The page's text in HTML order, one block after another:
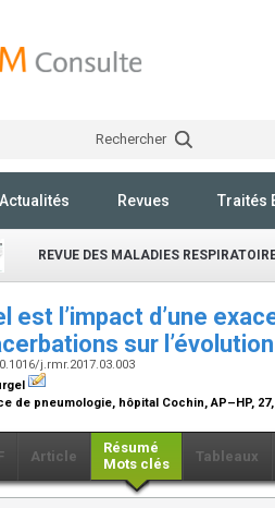
Rechercher
Actualités Revues Traités
REVUE DES MALADIES
est l’impact d’une
sur
j.rmr.2017.03.003
de pneumologie, hôpital Cochin, AP–HP,
Article
Résumé
Mots clés
Tableaux